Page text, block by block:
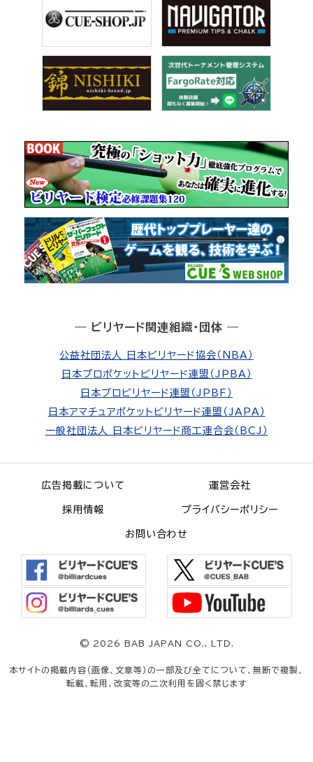
― ビリヤード関連組織・団体 ―
公益社団法人 日本ビリヤード協会（NBA）
日本プロポケットビリヤード連盟（JPBA）
日本プロビリヤード連盟（JPBF）
日本アマチュアポケットビリヤード連盟（JAPA）
一般社団法人 日本ビリヤード商工連合会（BCJ）
広告掲載について 運営会社
採用情報 プライバシーポリシー
お問い合わせ
© 2026 BAB JAPAN CO., LTD.
本サイトの掲載内容（画像、文章等）の一部及び全てについて、無断で複製、
転載、転用、改変等の二次利用を固く禁じます